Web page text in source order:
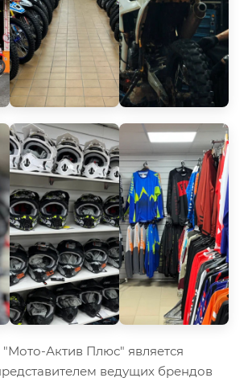
Актив Плюс" является
ведущих брендов